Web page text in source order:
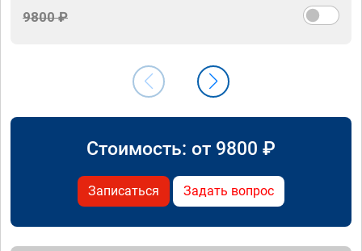
9800 ₽
Стоимость: от 9800 ₽
Записаться Задать вопрос